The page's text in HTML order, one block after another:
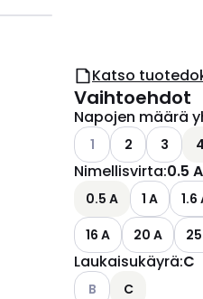
Katso
Vaihtoehdot
Napojen määrä
Katso käytettävissä
1 2 3 4
Nimellisvirta:0.5 A
0.5 A 1 A 1.6
16 A
20 A
Laukaisukäyrä:C
Katso käytettävissä
B C